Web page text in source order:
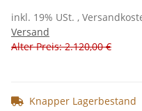
inkl. 19% USt. ,
Versand
Alter Preis: 2.120,00 €
Knapper Lagerbestand